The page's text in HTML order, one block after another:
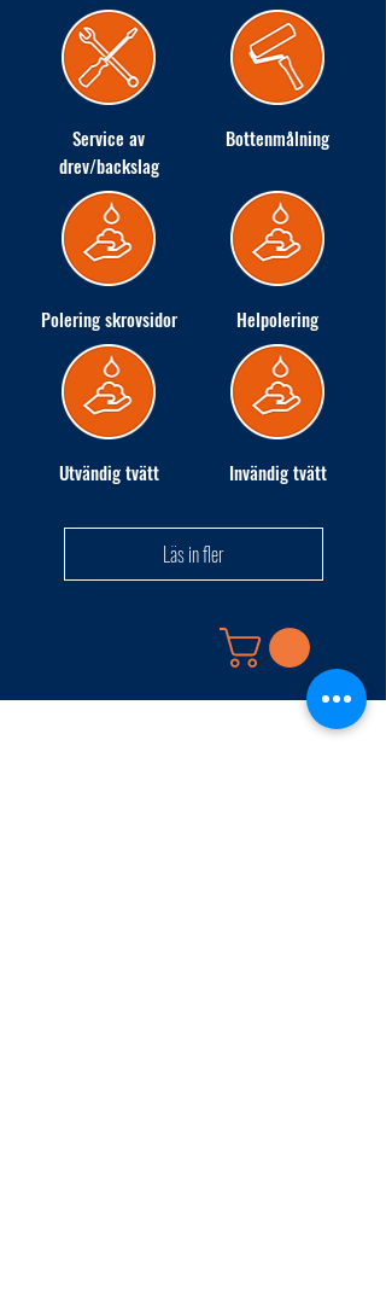
Service av
drev/backslag
Bottenmålning
Polering skrovsidor Helpolering
Utvändig tvätt Invändig tvätt
Läs in fler